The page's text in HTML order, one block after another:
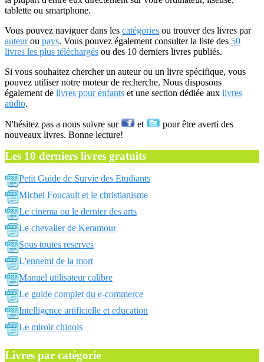
tablette ou smartphone.
Vous pouvez naviguer dans les catégories ou trouver des livres par
auteurou pays. Vous pouvez également consulter la liste des 50
livres les plus téléchargés ou des 10 derniers livres publiés.
Si vous souhaitez chercher un auteur ou un livre spécifique, vous
pouvez utiliser notre moteur de recherche. Nous disposons
également de livres pour enfants et une section dédiée aux livres
audio.
N'hésitez pas a nous suivre sur et
pour être averti des
nouveaux livres. Bonne lecture!
Les 10 derniers livres gratuits
Petit Guide de Survie des Etudiants
Michel Foucault et le christianisme
Le cinema ou le dernier des arts
Le chevalier de Keramour
Sous toutes reserves
L'ennemi de la mort
Manuel utilisateur calibre
Le guide complet du e-commerce
Intelligence artificielle et education
Le miroir chinois
Livres par catégorie